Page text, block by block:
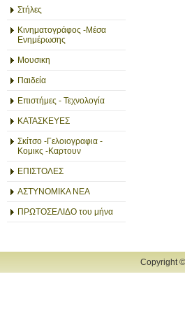
Στήλες
Κινηματογράφος -Μέσα
Ενημέρωσης
Μουσικη
Παιδεία
Επιστήμες - Τεχνολογία
ΚΑΤΑΣΚΕΥΕΣ
Σκίτσο -Γελοιογραφια -
Κομικς -Καρτουν
ΕΠΙΣΤΟΛΕΣ
ΑΣΤΥΝΟΜΙΚΑ ΝΕΑ
ΠΡΩΤΟΣΕΛΙΔΟ του μήνα
Copyright ©